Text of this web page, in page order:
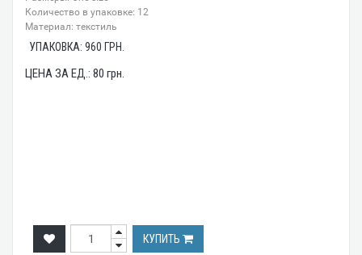
Количество в упаковке: 12
Материал: текстиль
УПАКОВКА: 960 ГРН.
ЦЕНА ЗА ЕД.: 80 грн.
КУПИТЬ